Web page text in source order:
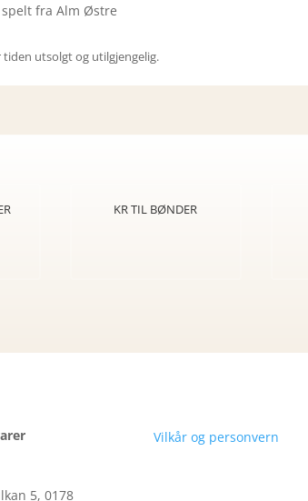
fra Alm Østre
utsolgt og utilgjengelig.
KR TIL BØNDER
5, 0178
Vilkår og personvern